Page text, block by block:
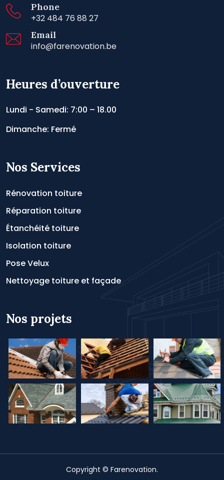
Phone
+32 484 76 88 27
Email
info@farenovation.be
Heures d’ouverture
Lundi - Samedi: 7:00 – 18.00
Dimanche: Fermé
Nos Services
Rénovation toiture
Réparation toiture
Étanchéité toiture
Isolation toiture
Pose Velux
Nettoyage toiture et façade
Nos projets
Copyright © Farenovation.